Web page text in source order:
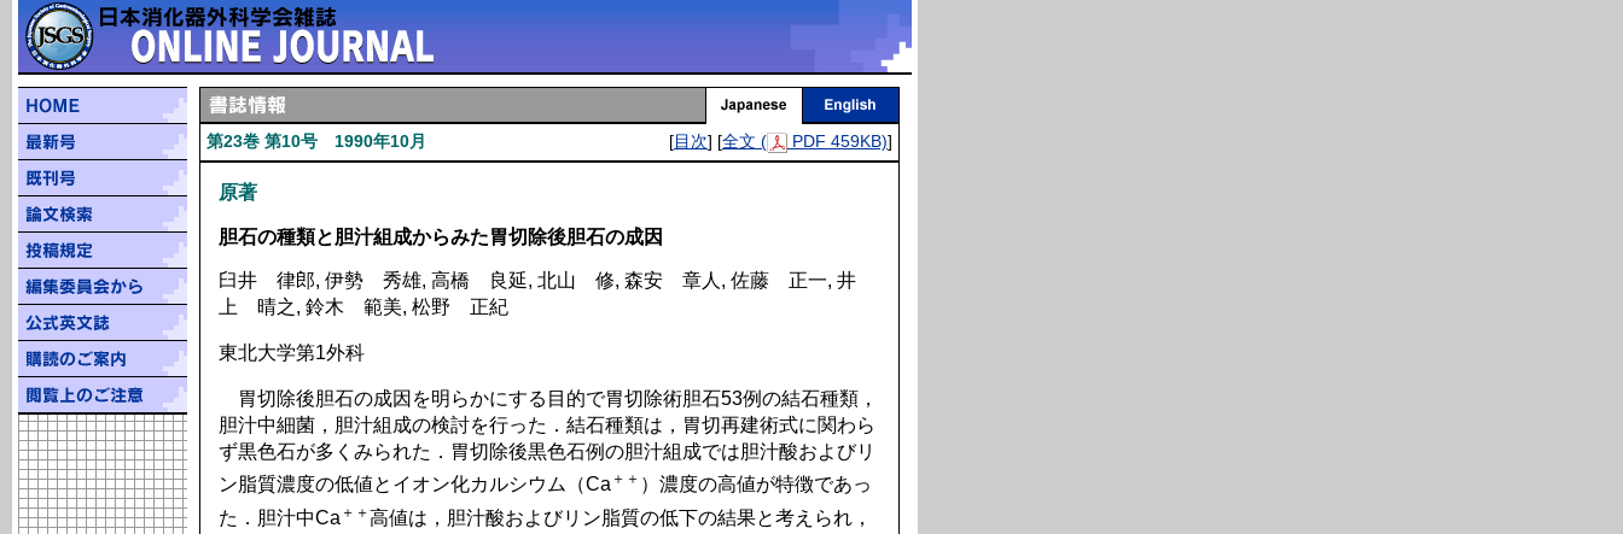
第23巻 第10号 1990年10月 [目次] [全文 ( PDF 459KB)]
原著
胆石の種類と胆汁組成からみた胃切除後胆石の成因
臼井 律郎, 伊勢 秀雄, 高橋 良延, 北山 修, 森安 章人, 佐藤 正一, 井
上 晴之, 鈴木 範美, 松野 正紀
東北大学第1外科
胃切除後胆石の成因を明らかにする目的で胃切除術胆石53例の結石種類，
胆汁中細菌，胆汁組成の検討を行った．結石種類は，胃切再建術式に関わら
ず黒色石が多くみられた．胃切除後黒色石例の胆汁組成では胆汁酸およびリ
ン脂質濃度の低値とイオン化カルシウム（Ca ＋＋ ）濃度の高値が特徴であっ
た．胆汁中Ca ＋＋高値は，胆汁酸およびリン脂質の低下の結果と考えられ，